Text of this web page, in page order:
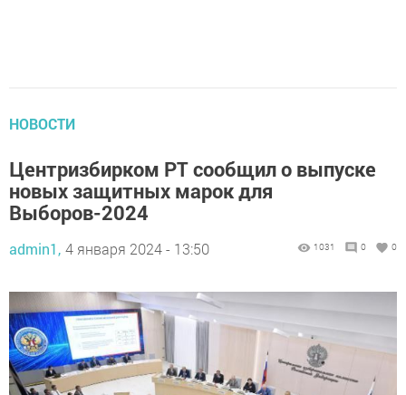
НОВОСТИ
Центризбирком РТ сообщил о выпуске
новых защитных марок для
Выборов-2024
admin1, 4 января 2024 - 13:50 1031 0 0